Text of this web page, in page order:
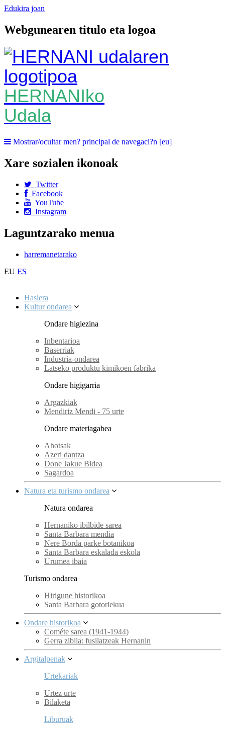
Edukira joan
Webgunearen titulo eta logoa
HERNANIko
Udala
Mostrar/ocultar men? principal de navegaci?n [eu]
Xare sozialen ikonoak
Twitter
Facebook
YouTube
Instagram
Laguntzarako menua
harremanetarako
EU ES
Hasiera
Kultur ondarea
Ondare higiezina
Inbentarioa
Baserriak
Industria-ondarea
Latseko produktu kimikoen fabrika
Ondare higigarria
Argazkiak
Mendiriz Mendi - 75 urte
Ondare materiagabea
Ahotsak
Azeri dantza
Done Jakue Bidea
Sagardoa
Natura eta turismo ondarea
Natura ondarea
Hernaniko ibilbide sarea
Santa Barbara mendia
Nere Borda parke botanikoa
Santa Barbara eskalada eskola
Urumea ibaia
Turismo ondarea
Hirigune historikoa
Santa Barbara gotorlekua
Ondare historikoa
Cométe sarea (1941-1944)
Gerra zibila: fusilatzeak Hernanin
Argitalpenak
Urtekariak
Urtez urte
Bilaketa
Liburuak